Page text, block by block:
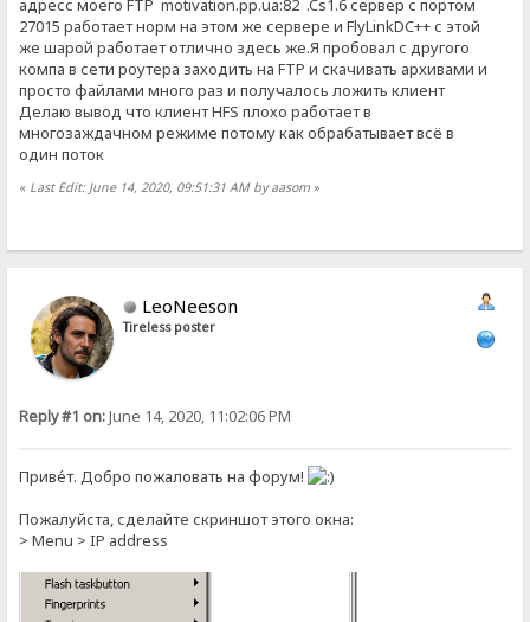
адресс моего FTP motivation.pp.ua:82 .Cs1.6 сервер с портом
27015 работает норм на этом же сервере и FlyLinkDC++ с этой
же шарой работает отлично здесь же.Я пробовал с другого
компа в сети роутера заходить на FTP и скачивать архивами и
просто файлами много раз и получалось ложить клиент
Делаю вывод что клиент HFS плохо работает в
многозаждачном режиме потому как обрабатывает всё в
один поток
« Last Edit: June 14, 2020, 09:51:31 AM by aasom »
LeoNeeson
Tireless poster
Reply #1 on:June 14, 2020, 11:02:06 PM
Приве́т. Добро пожаловать на форум!
Пожалуйста, сделайте скриншот этого окна:
> Menu > IP address